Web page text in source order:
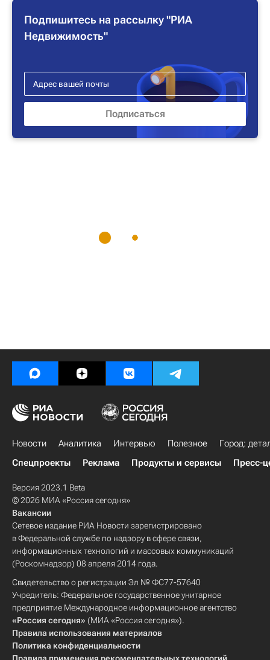
Подпишитесь на рассылку "РИА
Недвижимость"
Новости Аналитика Интервью Полезное
Город:
Спецпроекты
Реклама Продукты и сервисы Пресс-
Версия 2023.1 Beta
© 2026 МИА «Россия сегодня»
Вакансии
Сетевое издание РИА Новости зарегистрировано
в Федеральной службе по надзору в сфере связи,
информационных технологий и массовых коммуникаций
(Роскомнадзор) 08 апреля 2014 года.
Свидетельство о регистрации Эл № ФС77-57640
Учредитель: Федеральное государственное унитарное
предприятие Международное информационное агентство
«Россия сегодня» (МИА «Россия сегодня»).
Правила использования материалов
Политика конфиденциальности